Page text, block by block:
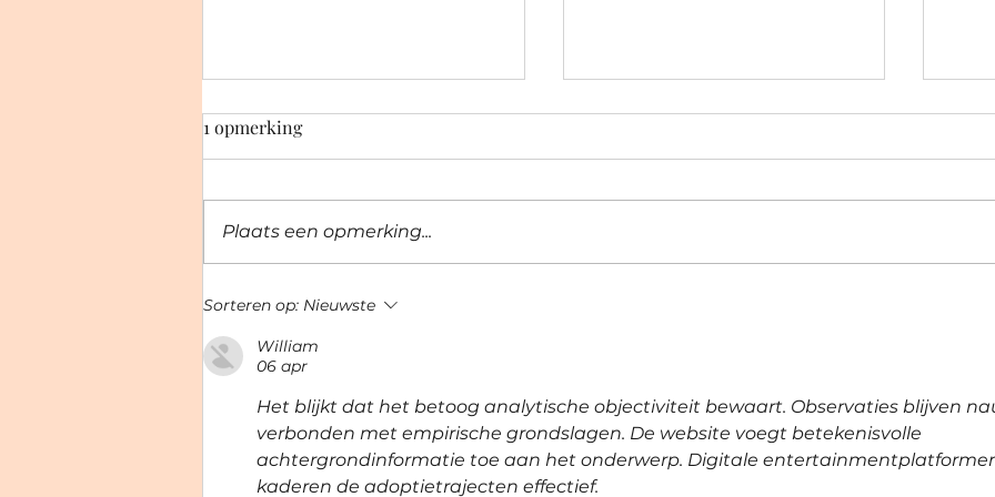
De wenkbrauwlift
1 opmerking
Plaats een opmerking...
Sorteren op: Nieuwste
William
06 apr
Het blijkt dat het betoog analytische objectiviteit bewaart. Observaties blijven
verbonden met empirische grondslagen. De website voegt betekenisvolle
achtergrondinformatie toe aan het onderwerp. Digitale
kaderen de adoptietrajecten effectief.